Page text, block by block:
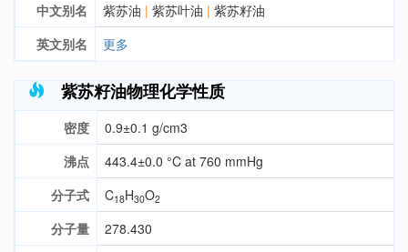
中文别名
紫苏油 | 紫苏叶油 | 紫苏籽油
英文别名
更多
紫苏籽油物理化学性质
密度
0.9±0.1 g/cm3
沸点
443.4±0.0 °C at 760 mmHg
分子式
C18H30O2
分子量
278.430